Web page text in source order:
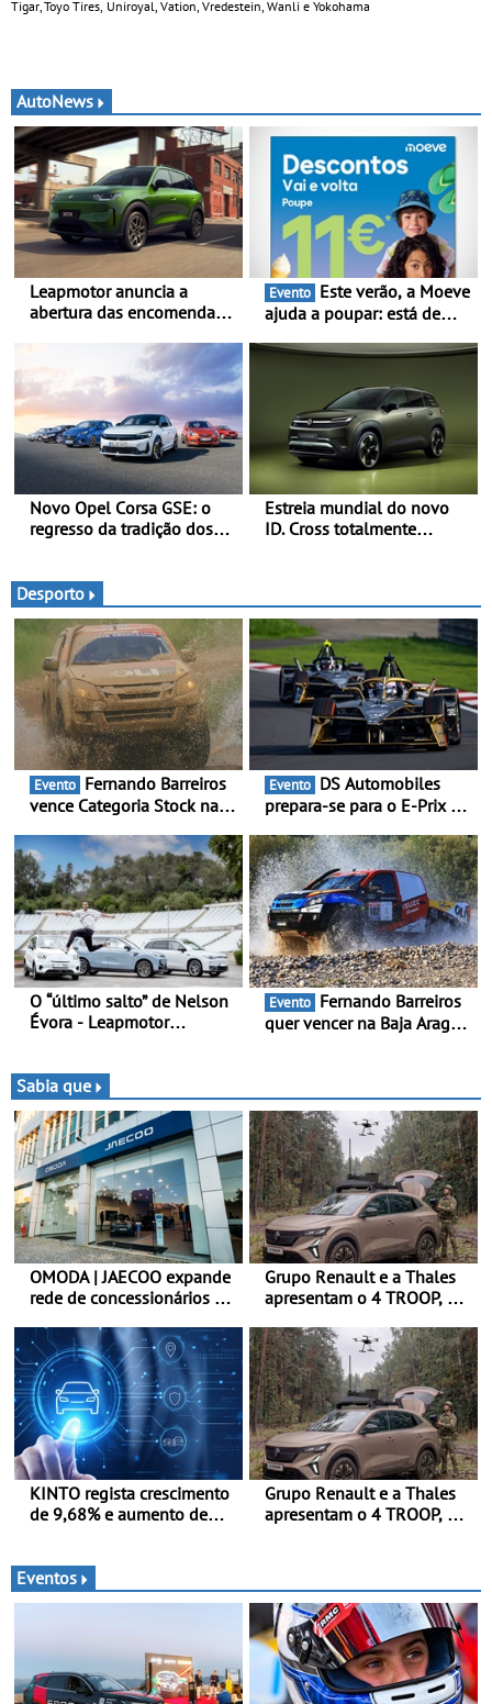
Tigar, Toyo Tires, Uniroyal, Vation, Vredestein, Wanli e Yokohama
AutoNews
Leapmotor anuncia a
abertura das encomendas
referência no segmento
dos crossovers urbanos
Evento
ajuda a poupar: está de
Volta” com descontos de
Novo Opel Corsa GSE: o
regresso da tradição dos
(281 cv), 345 Nm, 0 aos
100 km/h em 5,5 segundos
Estreia mundial do novo
ID. Cross totalmente
encomendar um ID. Cross
no final deste mês
Desporto
Evento
vence Categoria Stock na
conquista importante
triunfo para o Mundial de
Bajas
Evento
prepara-se para o E-Prix de
vai acolher duas corridas
noturnas, uma estreia para
no campeonato
O “último salto” de Nelson
Évora - Leapmotor
momento histórico
Evento
quer vencer na Baja Aragón
Sabia que
OMODA | JAECOO expande
rede de concessionários -
nível nacional continua em
bom ritmo
Grupo Renault e a Thales
apresentam o 4 TROOP, um
para futuras missões das
forças terrestres
KINTO regista crescimento
de 9,68% e aumento de
Grupo Renault e a Thales
apresentam o 4 TROOP, um
Eventos